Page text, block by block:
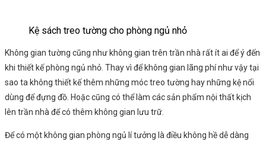
Kệ sách treo tường cho phòng ngủ nhỏ
Không gian tường cũng như không gian trên trần nhà rất ít ai để ý đến
khi thiết kế phòng ngủ nhỏ. Thay vì để không gian lãng phí như vậy tại
sao ta không thiết kế thêm những móc treo tường hay những kệ nổi
dùng để đựng đồ. Hoặc cũng có thể làm các sản phẩm nội thất kịch
lên trần nhà để có thêm không gian lưu trữ.
Để có một không gian phòng ngủ lí tưởng là điều không hề dễ dàng